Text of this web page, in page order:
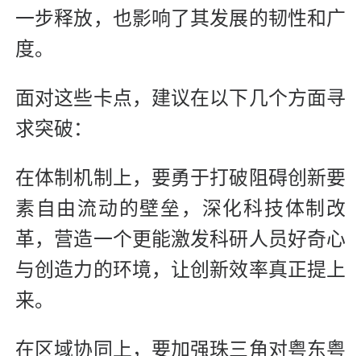
一步释放，也影响了其发展的韧性和广
度。
面对这些卡点，建议在以下几个方面寻
求突破：
在体制机制上，要勇于打破阻碍创新要
素自由流动的壁垒，深化科技体制改
革，营造一个更能激发科研人员好奇心
与创造力的环境，让创新效率真正提上
来。
在区域协同上，要加强珠三角对粤东粤